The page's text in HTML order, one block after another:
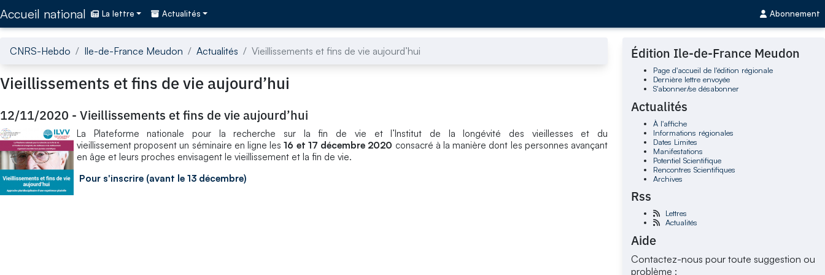
Accueil national La lettre Actualités Abonnement
CNRS-Hebdo Ile-de-France Meudon Actualités Vieillissements et fins de vie aujourd’hui
Vieillissements et fins de vie aujourd’hui
12/11/2020 - Vieillissements et fins de vie aujourd’hui
La Plateforme nationale pour la recherche sur la fin de vie et l’Institut de la longévité des vieillesses et du
vieillissement proposent un séminaire en ligne les16 et 17 décembre 2020 consacré à la manière dont les personnes avançant
en âge et leurs proches envisagent le vieillissement et la fin de vie.
Pour s'inscrire (avant le 13 décembre)
Édition Ile-de-France Meudon
Page d'accueil de l'édition régionale
Dernière lettre envoyée
S'abonner/se désabonner
Actualités
À l'affiche
Informations régionales
Dates Limites
Manifestations
Potentiel Scientifique
Rencontres Scientifiques
Archives
Rss
Lettres
Actualités
Aide
Contactez-nous pour toute suggestion ou
problème :